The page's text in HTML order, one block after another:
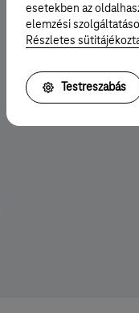
Igazgatóság
esetekben az
elemzési
Részletes
Testreszabás